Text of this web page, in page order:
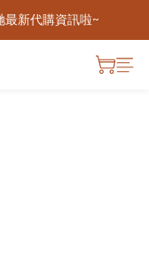
新代購資訊啦~